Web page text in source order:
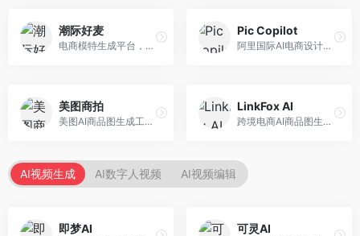
潮际好麦
电商模特生成平台，支持AI虚拟模特创作。面向服装和配饰电商，提供模特试穿、商品展示、营销素材生成等服务，模特形象可定制。
Pic Copilot
阿里国际AI电商设计工具，专注于跨境电商。面向跨境电商卖家，提供商品图优化、营销海报生成、多语言适配等服务，海外市场适配性强。
美图商拍
美图AI商品图生成工具，整合美图生态。面向电商卖家，提供商品图美化、模特替换、场景生成等服务，移动端操作便捷。
LinkFox AI
跨境电商AI商品图生成工具。面向跨境电商卖家，支持多语言商品图生成、模特替换、场景优化等服务，适配海外电商平台需求。
AI视频生成 AI数字人视频 AI视频编辑
即梦AI 可灵AI